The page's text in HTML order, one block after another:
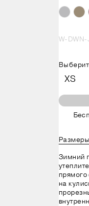
W-DWN-
XS
Размеры
Зимний
на